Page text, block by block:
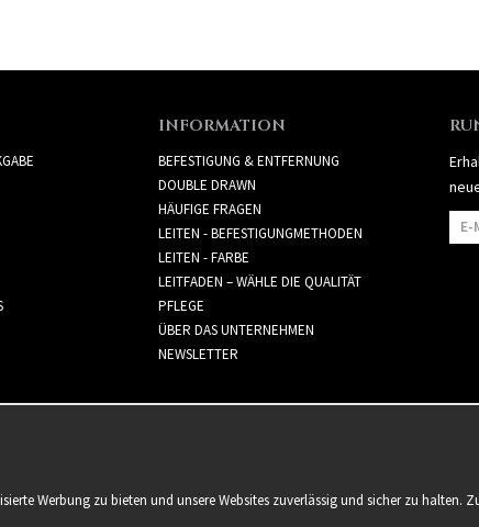
INFORMATION
BEFESTIGUNG & ENTFERNUNG
DOUBLE DRAWN
HÄUFIGE FRAGEN
LEITEN - BEFESTIGUNGMETHODEN
LEITEN - FARBE
LEITFADEN – WÄHLE DIE QUALITÄT
PFLEGE
ÜBER DAS UNTERNEHMEN
NEWSLETTER
Werbung zu bieten und unsere Websites zuverlässig und sicher zu